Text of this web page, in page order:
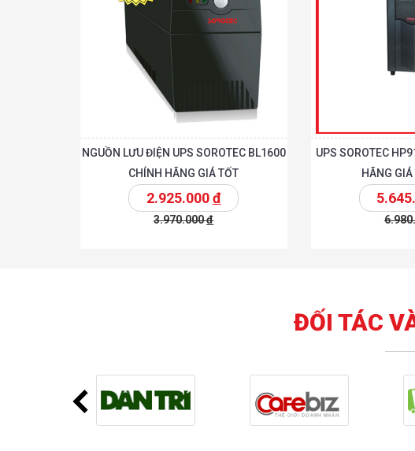
NGUỒN LƯU ĐIỆN UPS SOROTEC BL1600
CHÍNH HÃNG GIÁ TỐT
2.925.000đ
3.970.000đ
UPS SOROTEC
HÃNG
ĐỐI TÁC